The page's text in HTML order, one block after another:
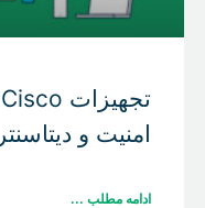
امنیت و دیتاسنتر
ادامه مطلب ...